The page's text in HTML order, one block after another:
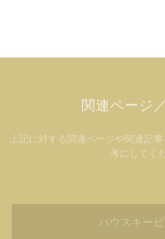
関連ページ
上記に対する関連ページや関連記
考にしてく